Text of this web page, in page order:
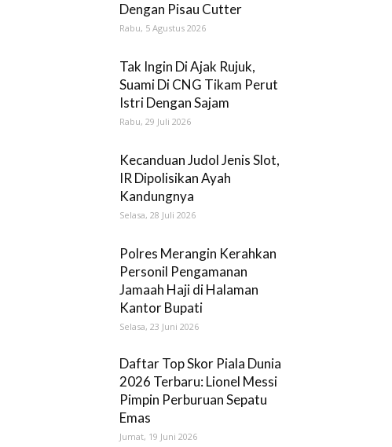
Dengan Pisau Cutter
Rabu, 5 Agustus 2026
Tak Ingin Di Ajak Rujuk,
Suami Di CNG Tikam Perut
Istri Dengan Sajam
Rabu, 29 Juli 2026
Kecanduan Judol Jenis Slot,
IR Dipolisikan Ayah
Kandungnya
Selasa, 28 Juli 2026
Polres Merangin Kerahkan
Personil Pengamanan
Jamaah Haji di Halaman
Kantor Bupati
Selasa, 23 Juni 2026
Daftar Top Skor Piala Dunia
2026 Terbaru: Lionel Messi
Pimpin Perburuan Sepatu
Emas
Jumat, 19 Juni 2026